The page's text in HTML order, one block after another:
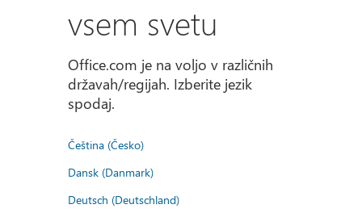
vsem svetu
Office.com je na voljo v različnih
državah/regijah. Izberite jezik
spodaj.
Čeština (Česko)
Dansk (Danmark)
Deutsch (Deutschland)